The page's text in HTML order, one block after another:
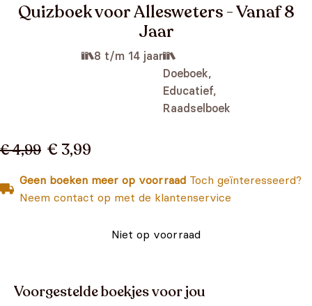
Quizboek voor Allesweters - Vanaf 8
Jaar
8 t/m 14 jaar
Doeboek,
Educatief,
Raadselboek
€ 4,99 € 3,99
Geen boeken meer op voorraad Toch geïnteresseerd?
Neem contact op met de klantenservice
Niet op voorraad
Voorgestelde boekjes voor jou